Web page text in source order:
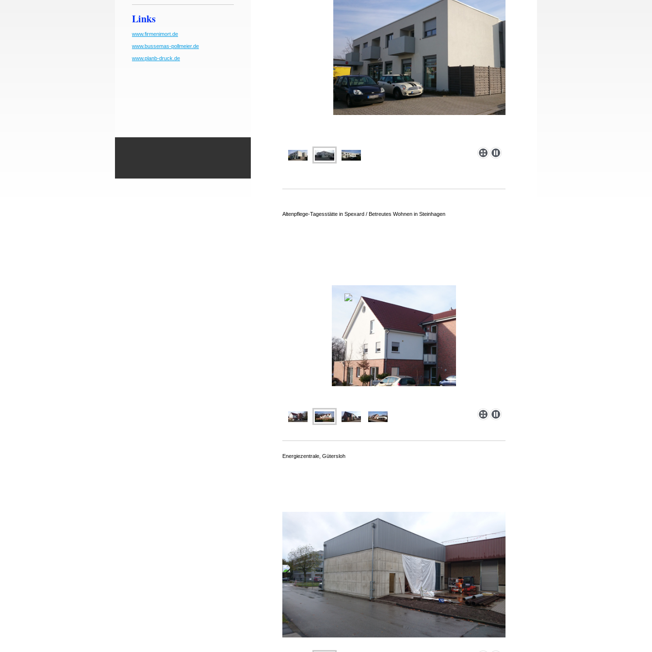
Links
www.firmenimort.de
www.bussemas-pollmeier.de
www.planb-druck.de
Altenpflege-Tagesstätte in Spexard / Betreutes Wohnen in Steinhagen
Energiezentrale, Gütersloh